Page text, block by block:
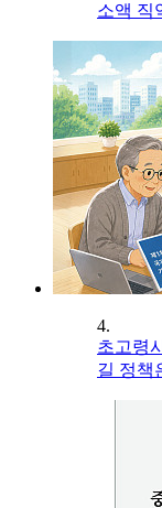
소액 직
4.
초고령
길 정책